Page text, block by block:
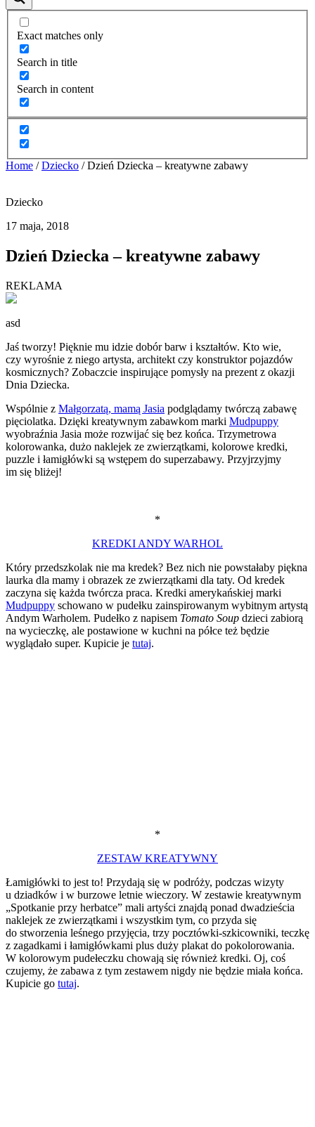
Exact matches only
Search in title
Search in content
Home / Dziecko / Dzień Dziecka – kreatywne zabawy
Dziecko
17 maja, 2018
Dzień Dziecka – kreatywne zabawy
REKLAMA
asd
Jaś tworzy! Pięknie mu idzie dobór barw i kształtów. Kto wie,
czy wyrośnie z niego artysta, architekt czy konstruktor pojazdów
kosmicznych? Zobaczcie inspirujące pomysły na prezent z okazji
Dnia Dziecka.
Wspólnie z Małgorzatą, mamą Jasia podglądamy twórczą zabawę
pięciolatka. Dzięki kreatywnym zabawkom marki Mudpuppy
wyobraźnia Jasia może rozwijać się bez końca. Trzymetrowa
kolorowanka, dużo naklejek ze zwierzątkami, kolorowe kredki,
puzzle i łamigłówki są wstępem do superzabawy. Przyjrzyjmy
im się bliżej!
*
KREDKI ANDY WARHOL
Który przedszkolak nie ma kredek? Bez nich nie powstałaby piękna
laurka dla mamy i obrazek ze zwierzątkami dla taty. Od kredek
zaczyna się każda twórcza praca. Kredki amerykańskiej marki
Mudpuppy schowano w pudełku zainspirowanym wybitnym artystą
Andym Warholem. Pudełko z napisem Tomato Soup dzieci zabiorą
na wycieczkę, ale postawione w kuchni na półce też będzie
wyglądało super. Kupicie je tutaj.
*
ZESTAW KREATYWNY
Łamigłówki to jest to! Przydają się w podróży, podczas wizyty
u dziadków i w burzowe letnie wieczory. W zestawie kreatywnym
„Spotkanie przy herbatce” mali artyści znajdą ponad dwadzieścia
naklejek ze zwierzątkami i wszystkim tym, co przyda się
do stworzenia leśnego przyjęcia, trzy pocztówki-szkicowniki, teczkę
z zagadkami i łamigłówkami plus duży plakat do pokolorowania.
W kolorowym pudełeczku chowają się również kredki. Oj, coś
czujemy, że zabawa z tym zestawem nigdy nie będzie miała końca.
Kupicie go tutaj.